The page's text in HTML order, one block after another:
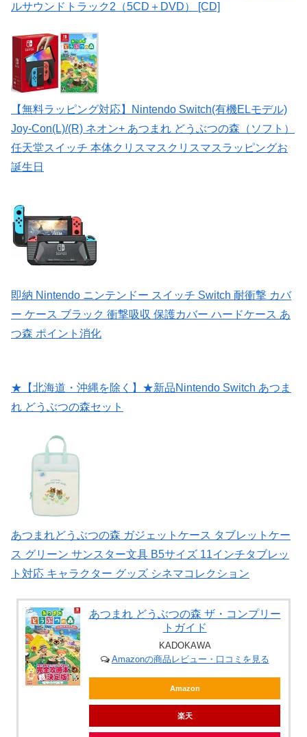
ルサウンドトラック2（5CD＋DVD） [CD]
【無料ラッピング対応】Nintendo Switch(有機ELモデル)
Joy-Con(L)/(R) ネオン+ あつまれ どうぶつの森（ソフト）
任天堂スイッチ 本体クリスマスクリスマスラッピングお
誕生日
即納 Nintendo ニンテンドー スイッチ Switch 耐衝撃 カバ
ー ケース ブラック 衝撃吸収 保護カバー ハードケース あ
つ森 ポイント消化
★【北海道・沖縄を除く】★新品Nintendo Switch あつま
れ どうぶつの森セット
あつまれどうぶつの森 ガジェットケース タブレットケー
ス グリーン サンスター文具 B5サイズ 11インチタブレッ
ト対応 キャラクター グッズ シネマコレクション
あつまれ どうぶつの森 ザ・コンプリー
トガイド
KADOKAWA
Amazonの商品レビュー・口コミを見る
Amazon
楽天